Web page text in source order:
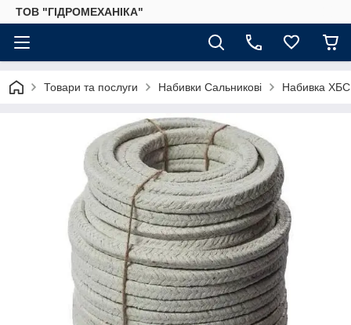
ТОВ "ГІДРОМЕХАНІКА"
Товари та послуги Набивки Сальникові Набивка